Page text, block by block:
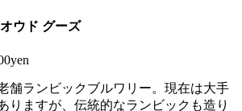
ウド グーズ
舗ランビックブルワリー。現在は大手
りますが、伝統的なランビックも造り